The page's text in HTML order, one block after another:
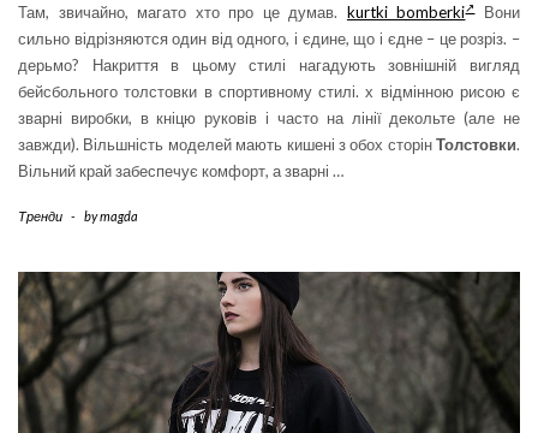
Там, звичайно, магато хто про це думав. kurtki bomberki Вони
сильно відрізняются один від одного, і єдине, що і єдне – це розріз. –
дерьмо? Накриття в цьому стилі нагадують зовнішній вигляд
бейсбольного толстовки в спортивному стилі. х відмінною рисою є
зварні виробки, в кніцю руковів і часто на лінії декольте (але не
завжди). Вільшність моделей мають кишені з обох сторінТолстовки.
Вільний край забеспечує комфорт, а зварні …
Тренди - bymagda